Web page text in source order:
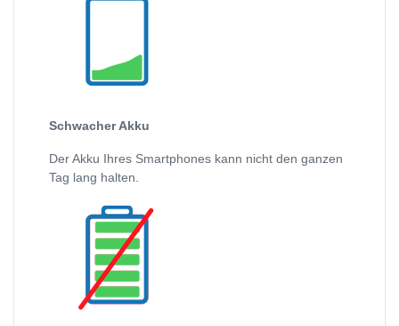
Schwacher Akku
Der Akku Ihres Smartphones kann nicht den ganzen
Tag lang halten.